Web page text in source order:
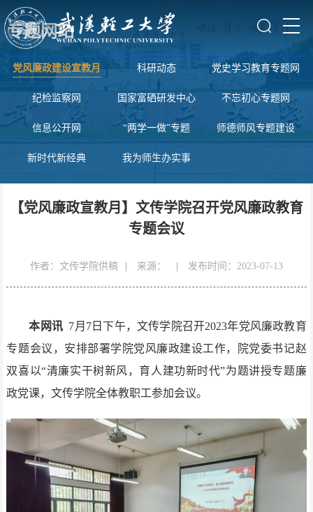
专题网站
党风廉政建设宣教月 科研动态 党史学习教育专题网
纪检监察网 国家富硒研发中心 不忘初心专题网
信息公开网 “两学一做”专题 师德师风专题建设
新时代新经典 我为师生办实事
【党风廉政宣教月】文传学院召开党风廉政教育
专题会议
作者：文传学院供稿 来源： 发布时间：2023-07-13
本网讯 7月7日下午，文传学院召开2023年党风廉政教育
专题会议，安排部署学院党风廉政建设工作，院党委书记赵
双喜以“清廉实干树新风，育人建功新时代”为题讲授专题廉
政党课，文传学院全体教职工参加会议。